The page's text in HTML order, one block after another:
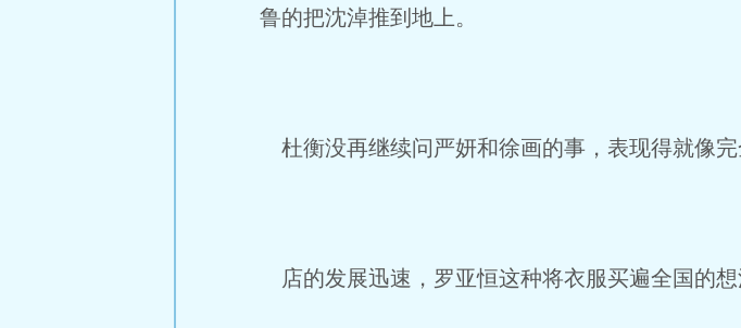
鲁的把沈淖推到地上。
杜衡没再继续问严妍和徐画的事，表现得就像完
店的发展迅速，罗亚恒这种将衣服买遍全国的想